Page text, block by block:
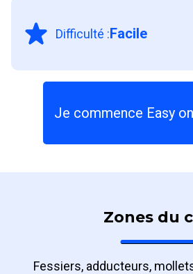
Facile
Difficulté :
Je commence Easy
Zones du
Fessiers, adducteurs,